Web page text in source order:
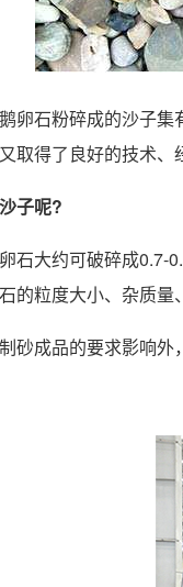
石粉碎成的沙子集
取得了良好的技术、
子呢?
大约可破碎成0.7-
的粒度大小、杂质
成品的要求影响外